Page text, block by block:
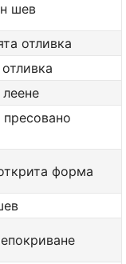
шев
отливка
пресовано
форма